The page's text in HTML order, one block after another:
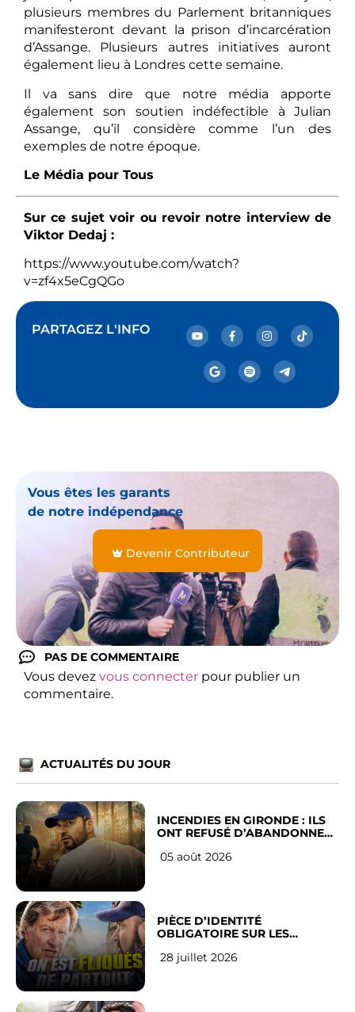
plusieurs membres du Parlement britanniques
manifesteront devant la prison d’incarcération
d’Assange. Plusieurs autres initiatives auront
également lieu à Londres cette semaine.
Il va sans dire que notre média apporte
également son soutien indéfectible à Julian
Assange, qu’il considère comme l’un des
exemples de notre époque.
Le Média pour Tous
Sur ce sujet voir ou revoir notre interview de
Viktor Dedaj :
https://www.youtube.com/watch?
v=zf4x5eCgQGo
PARTAGEZ L'INFO
Vous êtes les garants
de notre indépendance
Devenir Contributeur
PAS DE COMMENTAIRE
Vous devez vous connecter pour publier un
commentaire.
ACTUALITÉS DU JOUR
INCENDIES EN GIRONDE : ILS
ONT REFUSÉ D’ABANDONNER
05 août 2026
PIÈCE D’IDENTITÉ
OBLIGATOIRE SUR LES
Français
28 juillet 2026